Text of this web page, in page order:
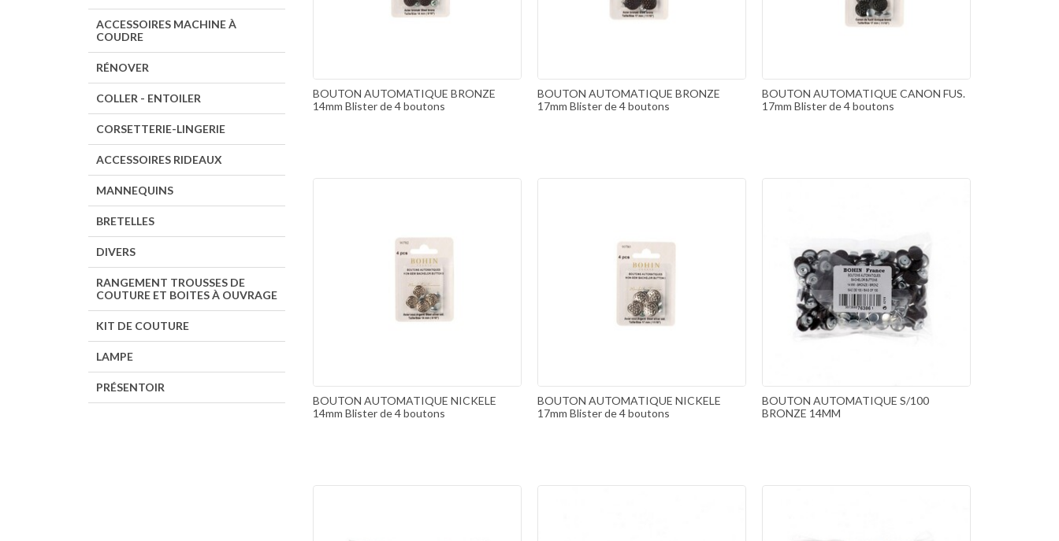
BOUTON AUTOMATIQUE BRONZE
14mm Blister de 4 boutons
BOUTON AUTOMATIQUE BRONZE
17mm Blister de 4 boutons
BOUTON AUTOMATIQUE CANON FUS.
17mm Blister de 4 boutons
BOUTON AUTOMATIQUE NICKELE
14mm Blister de 4 boutons
BOUTON AUTOMATIQUE NICKELE
17mm Blister de 4 boutons
BOUTON AUTOMATIQUE S/100
BRONZE 14MM
ACCESSOIRES MACHINE À
COUDRE
RÉNOVER
COLLER - ENTOILER
CORSETTERIE-LINGERIE
ACCESSOIRES RIDEAUX
MANNEQUINS
BRETELLES
DIVERS
RANGEMENT TROUSSES DE
COUTURE ET BOITES À OUVRAGE
KIT DE COUTURE
LAMPE
PRÉSENTOIR